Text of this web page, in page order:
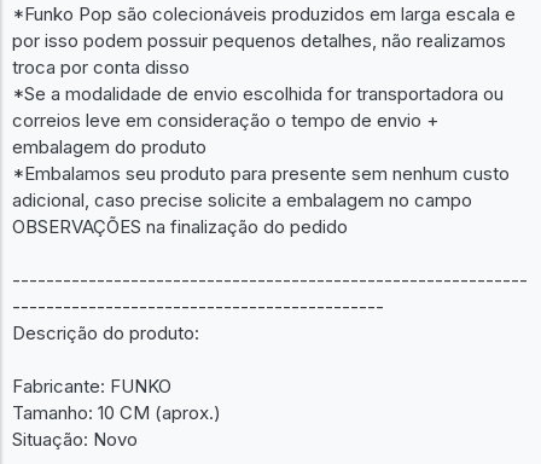
*Funko Pop são colecionáveis produzidos em larga escala e
por isso podem possuir pequenos detalhes, não realizamos
troca por conta disso
*Se a modalidade de envio escolhida for transportadora ou
correios leve em consideração o tempo de envio +
embalagem do produto
*Embalamos seu produto para presente sem nenhum custo
adicional, caso precise solicite a embalagem no campo
OBSERVAÇÕES na finalização do pedido
-------------------------------------------------------------
--------------------------------------------
Descrição do produto:
Fabricante: FUNKO
Tamanho: 10 CM (aprox.)
Situação: Novo